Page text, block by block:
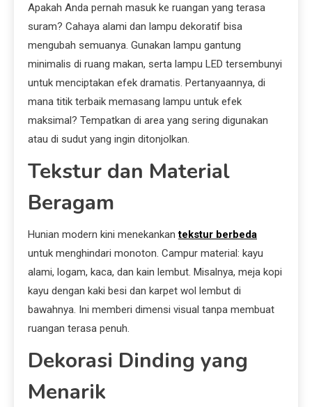
Apakah Anda pernah masuk ke ruangan yang terasa
suram? Cahaya alami dan lampu dekoratif bisa
mengubah semuanya. Gunakan lampu gantung
minimalis di ruang makan, serta lampu LED tersembunyi
untuk menciptakan efek dramatis. Pertanyaannya, di
mana titik terbaik memasang lampu untuk efek
maksimal? Tempatkan di area yang sering digunakan
atau di sudut yang ingin ditonjolkan.
Tekstur dan Material
Beragam
Hunian modern kini menekankantekstur berbeda
untuk menghindari monoton. Campur material: kayu
alami, logam, kaca, dan kain lembut. Misalnya, meja kopi
kayu dengan kaki besi dan karpet wol lembut di
bawahnya. Ini memberi dimensi visual tanpa membuat
ruangan terasa penuh.
Dekorasi Dinding yang
Menarik